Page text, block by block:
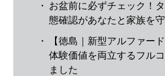
・ お盆前に必ずチェック！
態確認があなたと家族を
・
【徳島｜新型アルファー
体験価値を両立するフル
ました